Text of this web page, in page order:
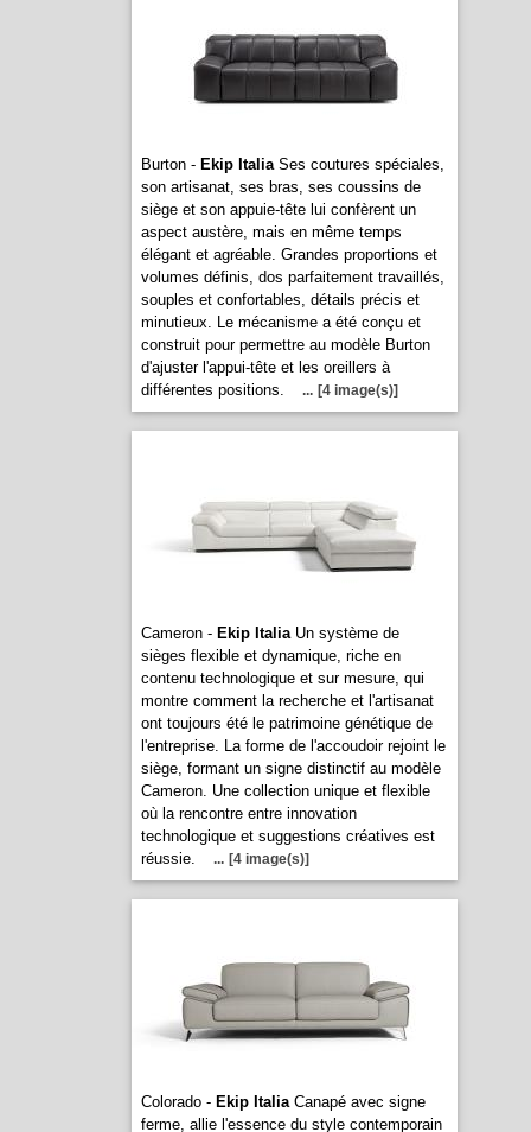
Burton - Ekip ItaliaSes coutures spéciales,
son artisanat, ses bras, ses coussins de
siège et son appuie-tête lui confèrent un
aspect austère, mais en même temps
élégant et agréable. Grandes proportions et
volumes définis, dos parfaitement travaillés,
souples et confortables, détails précis et
minutieux. Le mécanisme a été conçu et
construit pour permettre au modèle Burton
d'ajuster l'appui-tête et les oreillers à
différentes positions.
... [4 image(s)]
Cameron - Ekip ItaliaUn système de
sièges flexible et dynamique, riche en
contenu technologique et sur mesure, qui
montre comment la recherche et l'artisanat
ont toujours été le patrimoine génétique de
l'entreprise. La forme de l'accoudoir rejoint le
siège, formant un signe distinctif au modèle
Cameron. Une collection unique et flexible
où la rencontre entre innovation
technologique et suggestions créatives est
réussie.
... [4 image(s)]
Colorado - Ekip ItaliaCanapé avec signe
ferme, allie l'essence du style contemporain